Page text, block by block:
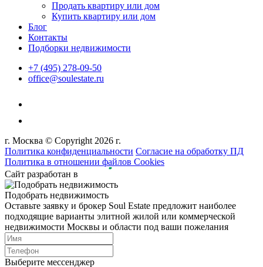
Продать квартиру или дом
Купить квартиру или дом
Блог
Контакты
Подборки недвижимости
+7 (495) 278-09-50
office@soulestate.ru
г. Москва © Copyright 2026 г.
Политика конфиденциальности Согласие на обработку ПД
Политика в отношении файлов Cookies
Сайт разработан в
Подобрать недвижимость
Оставьте заявку и брокер Soul Estate предложит наиболее
подходящие варианты элитной жилой или коммерческой
недвижимости Москвы и области под ваши пожелания
Выберите мессенджер